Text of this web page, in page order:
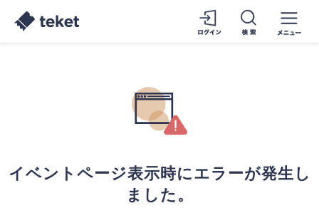
イベントページ表示時にエラーが発生し
ました。